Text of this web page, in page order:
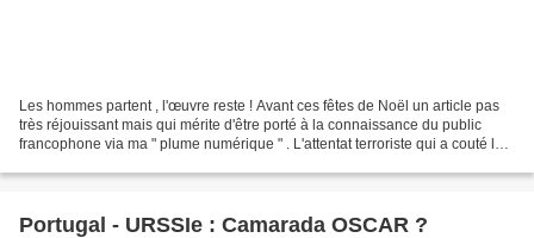
Les hommes partent , l'œuvre reste ! Avant ces fêtes de Noël un article pas
très réjouissant mais qui mérite d'être porté à la connaissance du public
francophone via ma " plume numérique " . L'attentat terroriste qui a couté la
Portugal - URSSIe : Camarada OSCAR ?